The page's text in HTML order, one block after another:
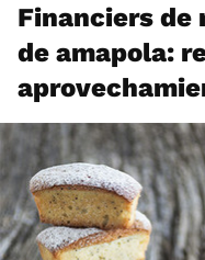
Financiers de
de amapola: